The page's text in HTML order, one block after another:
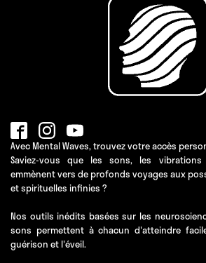
Avec Mental Waves, trouvez votre accès
Saviez-vous que les sons, les
emmènent vers de profonds voyages aux
et spirituelles infinies ?
Nos outils inédits basées sur les
sons permettent à chacun d'atteindre
guérison et l'éveil.